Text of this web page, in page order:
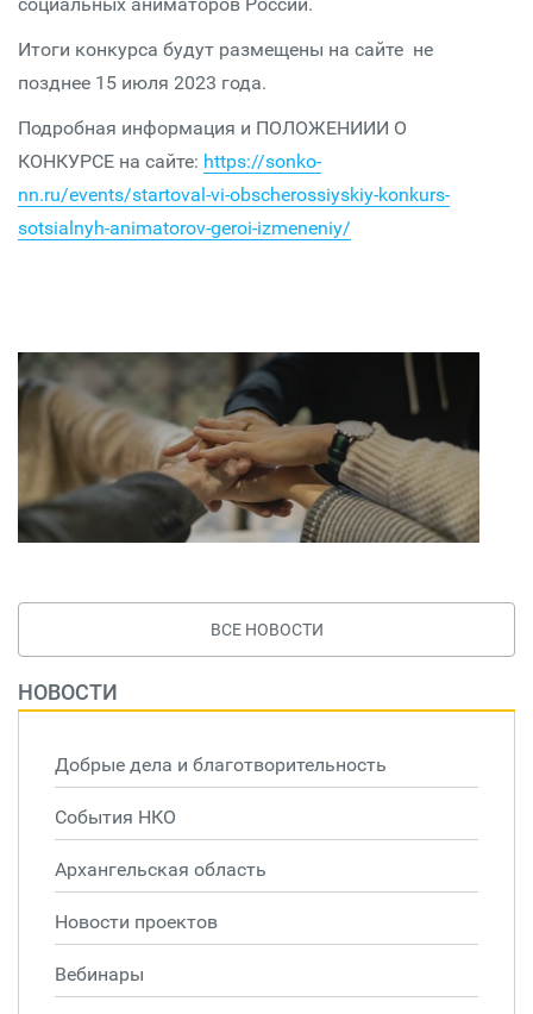
Итоги конкурса будут размещены на сайте не
позднее 15 июля 2023 года.
Подробная информация и ПОЛОЖЕНИИИ О
КОНКУРСЕ на сайте: https://sonko-
nn.ru/events/startoval-vi-obscherossiyskiy-konkurs-
sotsialnyh-animatorov-geroi-izmeneniy/
ВСЕ НОВОСТИ
НОВОСТИ
Добрые дела и благотворительность
События НКО
Архангельская область
Новости проектов
Вебинары